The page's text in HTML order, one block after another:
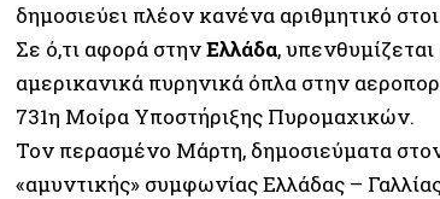
δημοσιεύει πλέον κανένα αριθμητικό
Σε ό,τι αφορά στηνΕλλάδα,
αμερικανικά πυρηνικά όπλα στην
731η Μοίρα Υποστήριξης Πυρομαχικών.
Τον περασμένο Μάρτη, δημοσιεύματα
«αμυντικής» συμφωνίας Ελλάδας –